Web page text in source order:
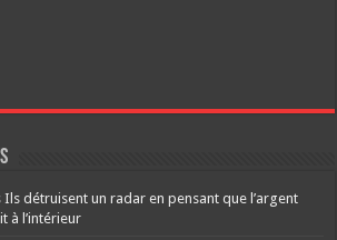
Ils détruisent un radar en pensant que l’argent
à l’intérieur